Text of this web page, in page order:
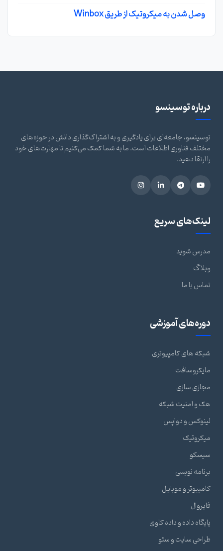
وصل شدن به میکروتیک از طریق Winbox
درباره توسینسو
توسینسو، جامعه‌ای برای یادگیری و به اشتراک‌گذاری دانش در حوزه‌های
مختلف فناوری اطلاعات است. ما به شما کمک می‌کنیم تا مهارت‌های خود
را ارتقا دهید.
لینک‌های سریع
مدرس شوید
وبلاگ
تماس با ما
دوره‌های آموزشی
شبکه های کامپیوتری
مایکروسافت
مجازی سازی
هک و امنیت شبکه
لینوکس و دواپس
میکروتیک
سیسکو
برنامه نویسی
کامپیوتر و موبایل
فایروال
پایگاه داده و داده کاوی
طراحی سایت و سئو